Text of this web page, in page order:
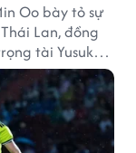
Oo bày tỏ sự
Lan, đồng
tài Yusuke